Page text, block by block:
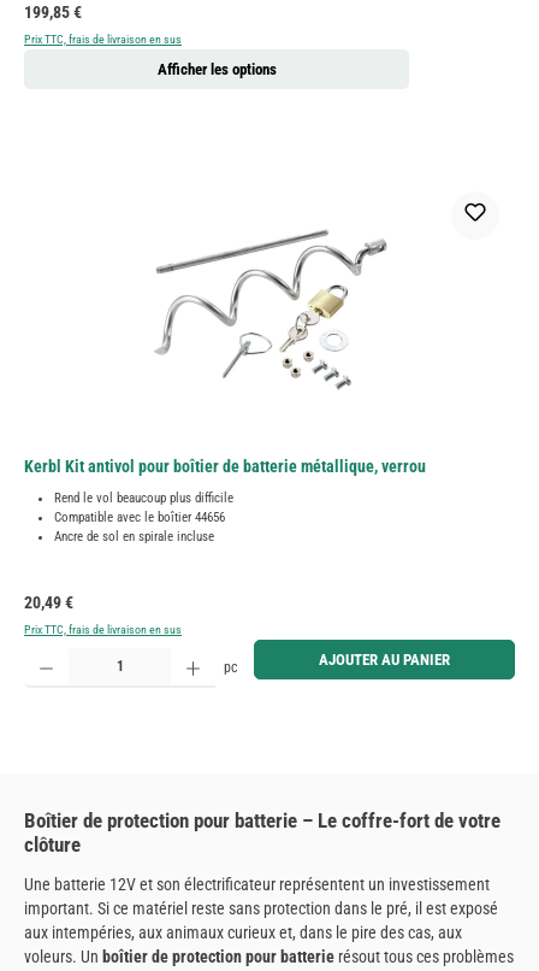
Prix régulier :
199,85 €
Prix TTC, frais de livraison en sus
Afficher les options
Kerbl Kit antivol pour boîtier de batterie métallique, verrou
Rend le vol beaucoup plus difficile
Compatible avec le boîtier 44656
Ancre de sol en spirale incluse
Prix régulier :
20,49 €
Prix TTC, frais de livraison en sus
Quantité de produit : Entrez la quantité souhaitée ou utilisez les boutons pour augmenter ou
pc AJOUTER AU PANIER
Boîtier de protection pour batterie – Le coffre-fort de votre
clôture
Une batterie 12V et son électrificateur représentent un investissement
important. Si ce matériel reste sans protection dans le pré, il est exposé
aux intempéries, aux animaux curieux et, dans le pire des cas, aux
voleurs. Un boîtier de protection pour batterie résout tous ces problèmes